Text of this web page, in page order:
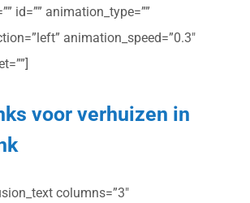
id=”” animation_type=””
animation_speed=”0.3″
voor verhuizen in
columns=”3″